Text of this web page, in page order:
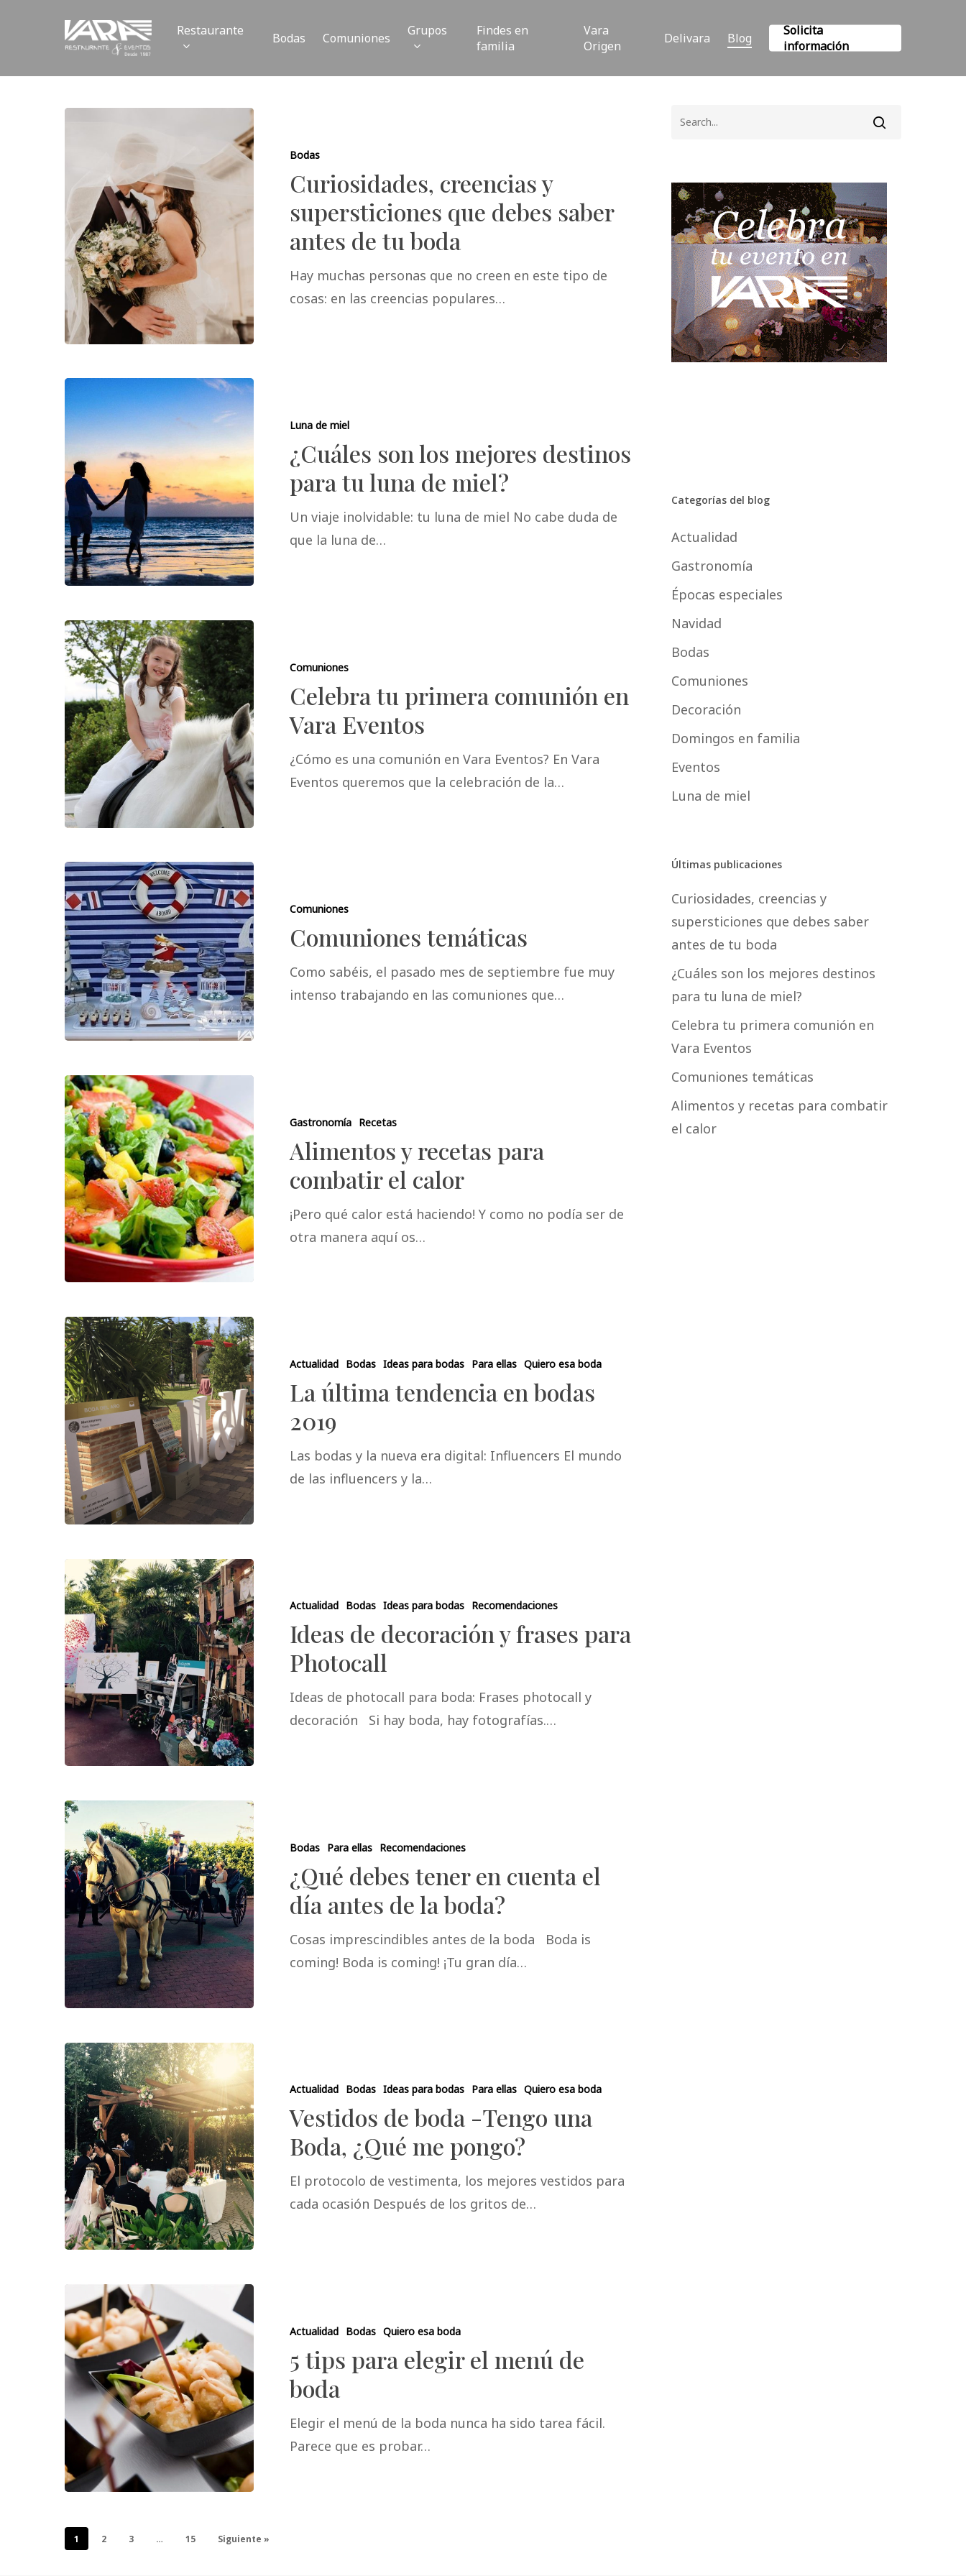
content
Restaurante Bodas Comuniones Grupos
Findes en
familia
Vara
Origen
Delivara Blog
Solicita
información
Bodas
Curiosidades, creencias y
supersticiones que debes saber
antes de tu boda
Hay muchas personas que no creen en este tipo de
cosas: en las creencias populares…
Luna de miel
¿Cuáles son los mejores destinos
para tu luna de miel?
Un viaje inolvidable: tu luna de miel No cabe duda de
que la luna de…
Comuniones
Celebra tu primera comunión en
Vara Eventos
¿Cómo es una comunión en Vara Eventos? En Vara
Eventos queremos que la celebración de la…
Comuniones
Comuniones temáticas
Como sabéis, el pasado mes de septiembre fue muy
intenso trabajando en las comuniones que…
Gastronomía Recetas
Alimentos y recetas para
combatir el calor
¡Pero qué calor está haciendo! Y como no podía ser de
otra manera aquí os…
Actualidad Bodas Ideas para bodas Para ellas Quiero esa boda
La última tendencia en bodas
2019
Las bodas y la nueva era digital: Influencers El mundo
de las influencers y la…
Actualidad Bodas Ideas para bodas Recomendaciones
Ideas de decoración y frases para
Photocall
Ideas de photocall para boda: Frases photocall y
decoración Si hay boda, hay fotografías.…
Bodas Para ellas Recomendaciones
¿Qué debes tener en cuenta el
día antes de la boda?
Cosas imprescindibles antes de la boda Boda is
coming! Boda is coming! ¡Tu gran día…
Actualidad Bodas Ideas para bodas Para ellas Quiero esa boda
Vestidos de boda -Tengo una
Boda, ¿Qué me pongo?
El protocolo de vestimenta, los mejores vestidos para
cada ocasión Después de los gritos de…
Actualidad Bodas Quiero esa boda
5 tips para elegir el menú de
boda
Elegir el menú de la boda nunca ha sido tarea fácil.
Parece que es probar…
1 2 3 … 15 Siguiente »
Categorías del blog
Actualidad
Gastronomía
Épocas especiales
Navidad
Bodas
Comuniones
Decoración
Domingos en familia
Eventos
Luna de miel
Últimas publicaciones
Curiosidades, creencias y
supersticiones que debes saber
antes de tu boda
¿Cuáles son los mejores destinos
para tu luna de miel?
Celebra tu primera comunión en
Vara Eventos
Comuniones temáticas
Alimentos y recetas para combatir
el calor